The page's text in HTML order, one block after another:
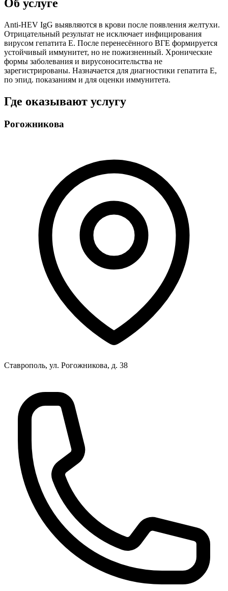
Об услуге
Anti-HEV IgG выявляются в крови после появления желтухи.
Отрицательный результат не исключает инфицирования
вирусом гепатита Е. После перенесённого ВГЕ формируется
устойчивый иммунитет, но не пожизненный. Хронические
формы заболевания и вирусоносительства не
зарегистрированы. Назначается для диагностики гепатита Е,
по эпид. показаниям и для оценки иммунитета.
Где оказывают услугу
Рогожникова
Ставрополь, ул. Рогожникова, д. 38